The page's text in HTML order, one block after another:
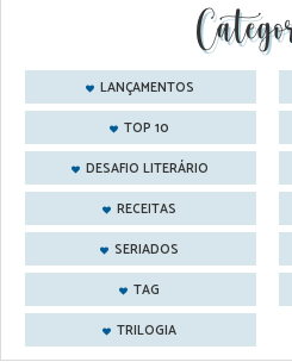
LANÇAMENTOS
TOP 10
DESAFIO LITERÁRIO
RECEITAS
SERIADOS
TAG
TRILOGIA